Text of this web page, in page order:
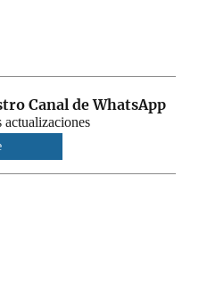
Canal de WhatsApp
actualizaciones